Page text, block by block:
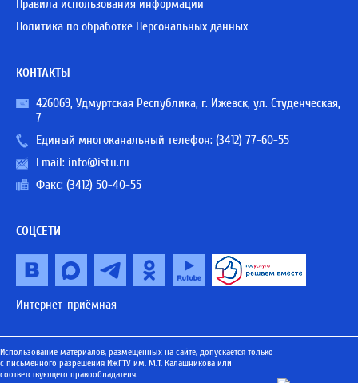
Правила использования информации
Политика по обработке Персональных данных
КОНТАКТЫ
426069, Удмуртская Республика, г. Ижевск, ул. Студенческая,
7
Единый многоканальный телефон: (3412) 77-60-55
Email: info@istu.ru
Факс: (3412) 50-40-55
СОЦСЕТИ
Интернет-приёмная
Использование материалов, размещенных на сайте, допускается только
с письменного разрешения ИжГТУ им. М.Т. Калашникова или
соответствующего правообладателя.